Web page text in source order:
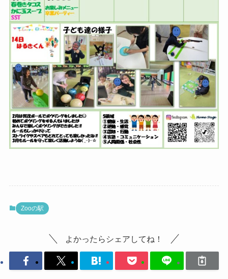
Zooの駅
よかったらシェアしてね！